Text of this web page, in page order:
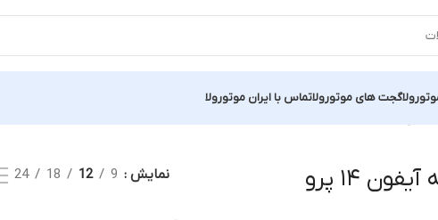
گجت های موتورولاتماس با ایران موتورولا
۱۴ پرو نمایش 9
12
18
24